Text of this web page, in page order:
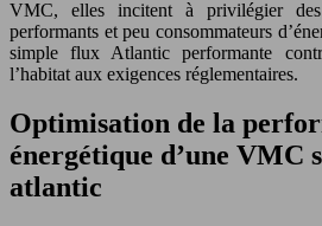
VMC, elles incitent à privilégier des
performants et peu consommateurs
simple flux Atlantic performante
l’habitat aux exigences réglementaires.
Optimisation de la
énergétique d’une VMC
atlantic